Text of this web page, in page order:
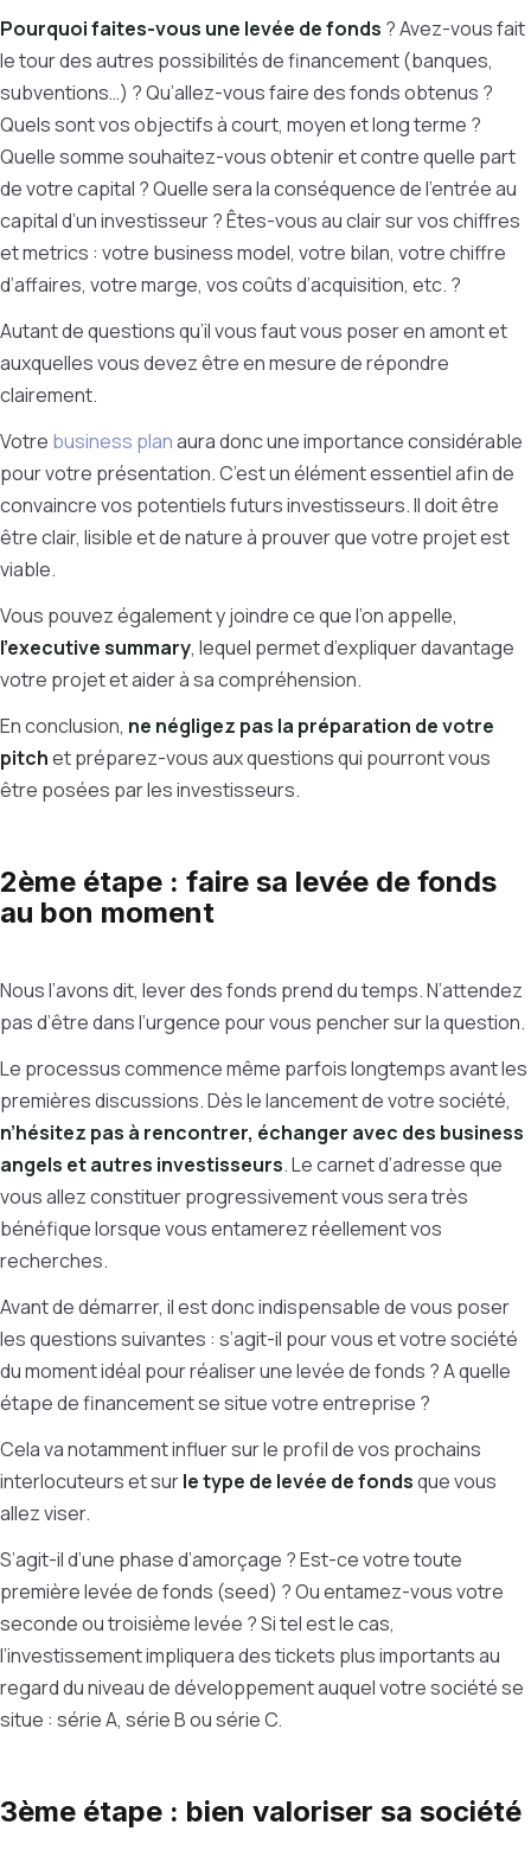
Pourquoi faites-vous une levée de fonds ? Avez-vous fait
le tour des autres possibilités de financement (banques,
subventions…) ? Qu’allez-vous faire des fonds obtenus ?
Quels sont vos objectifs à court, moyen et long terme ?
Quelle somme souhaitez-vous obtenir et contre quelle part
de votre capital ? Quelle sera la conséquence de l’entrée au
capital d’un investisseur ? Êtes-vous au clair sur vos chiffres
et metrics : votre business model, votre bilan, votre chiffre
d’affaires, votre marge, vos coûts d’acquisition, etc. ?
Autant de questions qu’il vous faut vous poser en amont et
auxquelles vous devez être en mesure de répondre
clairement.
Votre business planaura donc une importance considérable
pour votre présentation. C’est un élément essentiel afin de
convaincre vos potentiels futurs investisseurs. Il doit être
être clair, lisible et de nature à prouver que votre projet est
viable.
Vous pouvez également y joindre ce que l’on appelle,
l’executive summary, lequel permet d’expliquer davantage
votre projet et aider à sa compréhension.
En conclusion, ne négligez pas la préparation de votre
pitchet préparez-vous aux questions qui pourront vous
être posées par les investisseurs.
2ème étape : faire sa levée de fonds
au bon moment
Nous l’avons dit, lever des fonds prend du temps. N’attendez
pas d’être dans l’urgence pour vous pencher sur la question.
Le processus commence même parfois longtemps avant les
premières discussions. Dès le lancement de votre société,
n’hésitez pas à rencontrer, échanger avec des business
angels et autres investisseurs. Le carnet d’adresse que
vous allez constituer progressivement vous sera très
bénéfique lorsque vous entamerez réellement vos
recherches.
Avant de démarrer, il est donc indispensable de vous poser
les questions suivantes : s’agit-il pour vous et votre société
du moment idéal pour réaliser une levée de fonds ? A quelle
étape de financement se situe votre entreprise ?
Cela va notamment influer sur le profil de vos prochains
interlocuteurs et surle type de levée de fondsque vous
allez viser.
S’agit-il d’une phase d’amorçage ? Est-ce votre toute
première levée de fonds (seed) ? Ou entamez-vous votre
seconde ou troisième levée ? Si tel est le cas,
l’investissement impliquera des tickets plus importants au
regard du niveau de développement auquel votre société se
situe : série A, série B ou série C.
3ème étape : bien valoriser sa société